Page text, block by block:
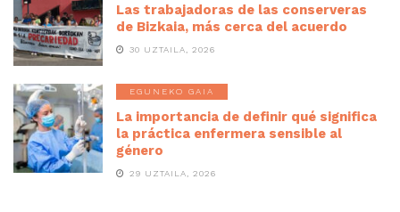
Las trabajadoras de las conserveras
de Bizkaia, más cerca del acuerdo
30 UZTAILA, 2026
EGUNEKO GAIA
La importancia de definir qué significa
la práctica enfermera sensible al
género
29 UZTAILA, 2026